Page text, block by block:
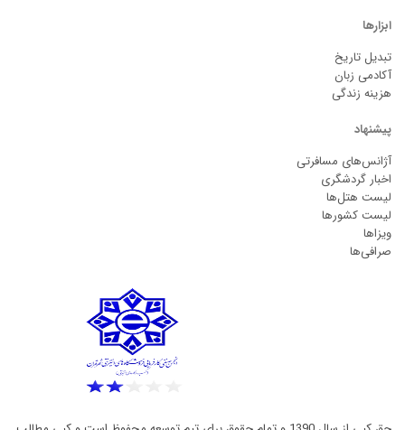
ابزارها
تبدیل تاریخ
آکادمی زبان
هزینه زندگی
پیشنهاد
آژانس‌های مسافرتی
اخبار گردشگری
لیست هتل‌ها
لیست کشورها
ویزاها
صرافی‌ها